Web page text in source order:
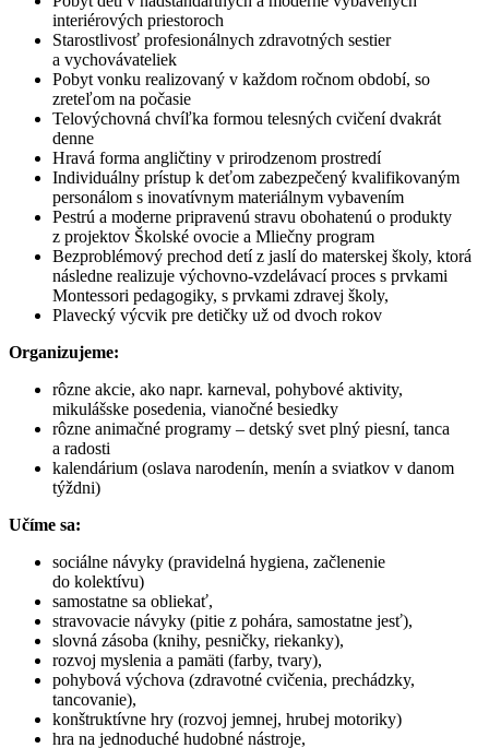
interiérových priestoroch
Starostlivosť profesionálnych zdravotných sestier
a vychovávateliek
Pobyt vonku realizovaný v každom ročnom období, so
zreteľom na počasie
Telovýchovná chvíľka formou telesných cvičení dvakrát
denne
Hravá forma angličtiny v prirodzenom prostredí
Individuálny prístup k deťom zabezpečený kvalifikovaným
personálom s inovatívnym materiálnym vybavením
Pestrú a moderne pripravenú stravu obohatenú o produkty
z projektov Školské ovocie a Mliečny program
Bezproblémový prechod detí z jaslí do materskej školy, ktorá
následne realizuje výchovno-vzdelávací proces s prvkami
Montessori pedagogiky, s prvkami zdravej školy,
Plavecký výcvik pre detičky už od dvoch rokov
Organizujeme:
rôzne akcie, ako napr. karneval, pohybové aktivity,
mikulášske posedenia, vianočné besiedky
rôzne animačné programy – detský svet plný piesní, tanca
a radosti
kalendárium (oslava narodenín, menín a sviatkov v danom
týždni)
Učíme sa:
sociálne návyky (pravidelná hygiena, začlenenie
do kolektívu)
samostatne sa obliekať,
stravovacie návyky (pitie z pohára, samostatne jesť),
slovná zásoba (knihy, pesničky, riekanky),
rozvoj myslenia a pamäti (farby, tvary),
pohybová výchova (zdravotné cvičenia, prechádzky,
tancovanie),
konštruktívne hry (rozvoj jemnej, hrubej motoriky)
hra na jednoduché hudobné nástroje,